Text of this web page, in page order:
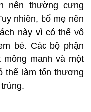
nên thường cưng
nhiên, bố mẹ nên
này vì có thể vô
bé. Các bộ phận
manh và một
thể làm tổn thương